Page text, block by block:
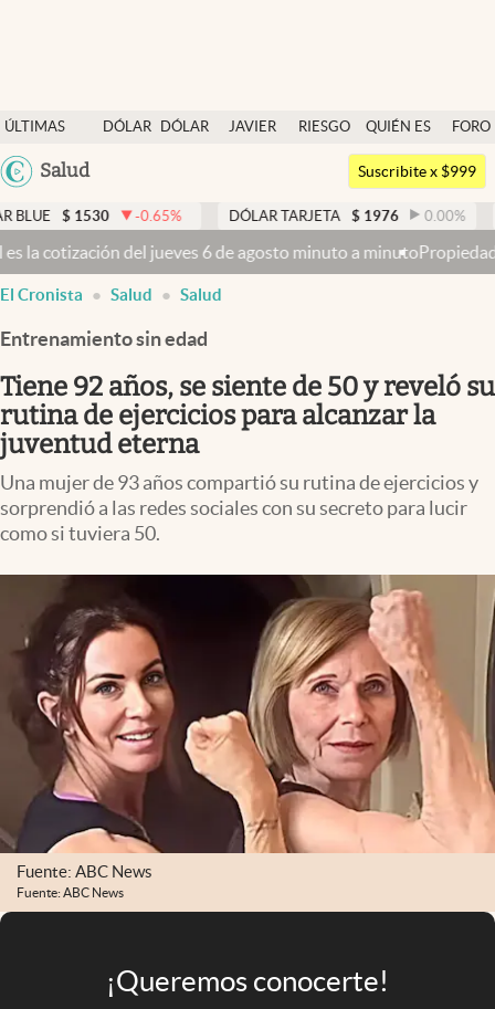
ÚLTIMAS
NOTICIAS
DÓLAR
DÓLAR
JAVIER
RIESGO
QUIÉN ES
QUIÉN
FORO
Argentina
México
USA
Salud
Dólar
Members
Economía y Política
Finanzas y Mercados
Mercados Online
Negocios
Columnistas
Otras secciones
Infotechnology
Mundial 2026
Eventos Corporativos
El Cronista Studio
Mediakit
abre en nueva pestaña
Argentina
Suscribite x $999
-0.65% DÓLAR TARJETA $ 1976 0.00% DÓLAR
6 de agosto minuto a minutoPropiedad privada: con cruces y
El Cronista Salud Salud
Entrenamiento sin edad
Tiene 92 años, se siente de 50 y reveló su
rutina de ejercicios para alcanzar la
juventud eterna
Una mujer de 93 años compartió su rutina de ejercicios y
sorprendió a las redes sociales con su secreto para lucir
como si tuviera 50.
Fuente: ABC News
Fuente: ABC News
¡Queremos conocerte!